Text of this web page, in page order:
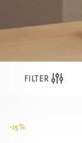
FILTER
-15%